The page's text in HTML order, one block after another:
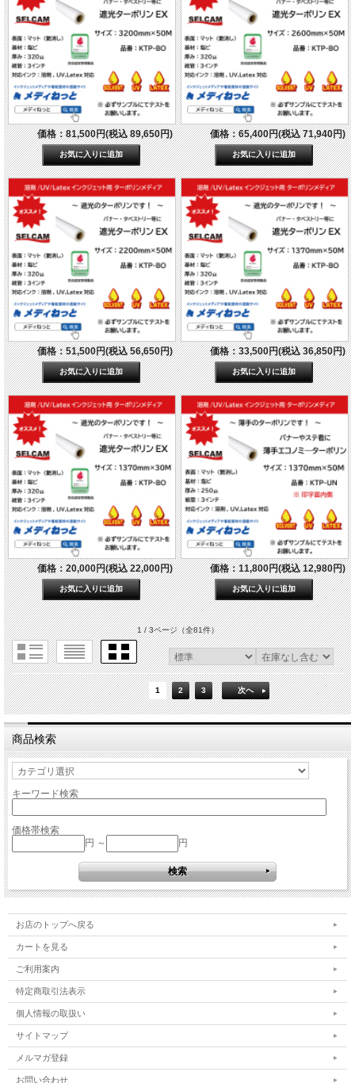
価格：81,500円(税込 89,650円) 価格：65,400円(税込 71,940円)
価格：51,500円(税込 56,650円) 価格：33,500円(税込 36,850円)
価格：20,000円(税込 22,000円) 価格：11,800円(税込 12,980円)
1 / 3ページ（全81件）
1 2 3 次へ
商品検索
キーワード検索
価格帯検索
円 ～
円
お店のトップへ戻る
カートを見る
ご利用案内
特定商取引法表示
個人情報の取扱い
サイトマップ
メルマガ登録
お問い合わせ